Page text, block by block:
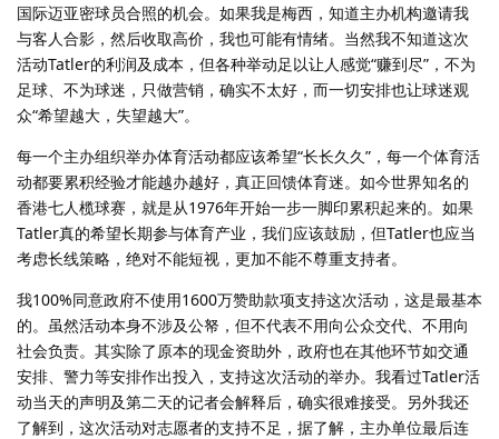
国际迈亚密球员合照的机会。如果我是梅西，知道主办机构邀请我
与客人合影，然后收取高价，我也可能有情绪。当然我不知道这次
活动Tatler的利润及成本，但各种举动足以让人感觉“赚到尽”，不为
足球、不为球迷，只做营销，确实不太好，而一切安排也让球迷观
众“希望越大，失望越大”。
每一个主办组织举办体育活动都应该希望“长长久久”，每一个体育活
动都要累积经验才能越办越好，真正回馈体育迷。如今世界知名的
香港七人榄球赛，就是从1976年开始一步一脚印累积起来的。如果
Tatler真的希望长期参与体育产业，我们应该鼓励，但Tatler也应当
考虑长线策略，绝对不能短视，更加不能不尊重支持者。
我100%同意政府不使用1600万赞助款项支持这次活动，这是最基本
的。虽然活动本身不涉及公帑，但不代表不用向公众交代、不用向
社会负责。其实除了原本的现金资助外，政府也在其他环节如交通
安排、警力等安排作出投入，支持这次活动的举办。我看过Tatler活
动当天的声明及第二天的记者会解释后，确实很难接受。另外我还
了解到，这次活动对志愿者的支持不足，据了解，主办单位最后连